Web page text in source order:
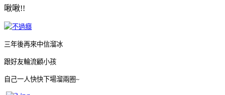
啾啾!!
三年後再來中信溜冰
跟好友輪流顧小孩
自己一人快快下場溜兩圈~